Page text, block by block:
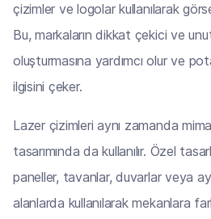
çizimler ve logolar kullanılarak
Bu, markaların dikkat çekici ve
oluşturmasına yardımcı olur ve
ilgisini çeker.
Lazer çizimleri aynı zamanda
tasarımında da kullanılır. Özel
paneller, tavanlar, duvarlar veya
alanlarda kullanılarak mekanlara